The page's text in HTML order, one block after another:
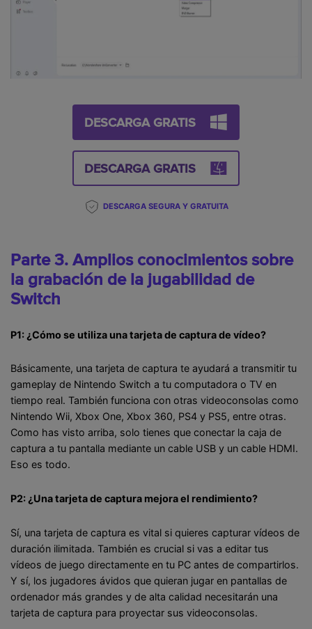
DESCARGA GRATIS
DESCARGA GRATIS
DESCARGA SEGURA Y GRATUITA
Parte 3. Amplios conocimientos sobre
la grabación de la jugabilidad de
Switch
P1: ¿Cómo se utiliza una tarjeta de captura de vídeo?
Básicamente, una tarjeta de captura te ayudará a transmitir tu
gameplay de Nintendo Switch a tu computadora o TV en
tiempo real. También funciona con otras videoconsolas como
Nintendo Wii, Xbox One, Xbox 360, PS4 y PS5, entre otras.
Como has visto arriba, solo tienes que conectar la caja de
captura a tu pantalla mediante un cable USB y un cable HDMI.
Eso es todo.
P2: ¿Una tarjeta de captura mejora el rendimiento?
Sí, una tarjeta de captura es vital si quieres capturar vídeos de
duración ilimitada. También es crucial si vas a editar tus
vídeos de juego directamente en tu PC antes de compartirlos.
Y sí, los jugadores ávidos que quieran jugar en pantallas de
ordenador más grandes y de alta calidad necesitarán una
tarjeta de captura para proyectar sus videoconsolas.